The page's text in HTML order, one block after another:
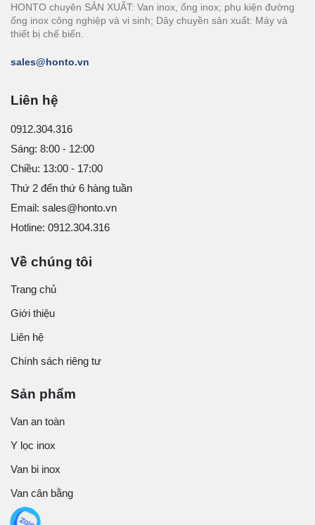
HONTO chuyên SẢN XUẤT: Van inox, ống inox; phụ kiện đường
ống inox công nghiệp và vi sinh; Dây chuyền sản xuất: Máy và
thiết bị chế biến.
sales@honto.vn
Liên hệ
0912.304.316
Sáng: 8:00 - 12:00
Chiều: 13:00 - 17:00
Thứ 2 đến thứ 6 hàng tuần
Email: sales@honto.vn
Hotline: 0912.304.316
Về chúng tôi
Trang chủ
Giới thiệu
Liên hệ
Chính sách riêng tư
Sản phẩm
Van an toàn
Y lọc inox
Van bi inox
Van cân bằng